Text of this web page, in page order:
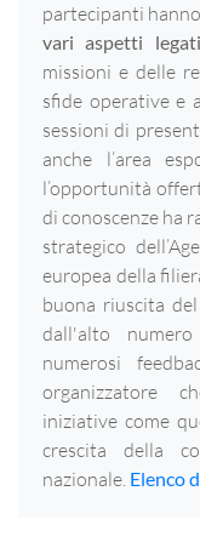
partecipanti
vari aspetti
missioni e delle
sfide operative e
sessioni di
anche l’area
l’opportunità
di conoscenze ha
strategico
europea della
buona riuscita
dall'alto
numerosi
organizzatore
iniziative come
crescita della
nazionale. Elenco